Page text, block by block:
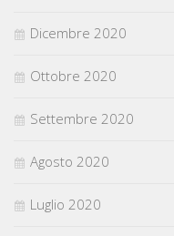
Dicembre 2020
Ottobre 2020
Settembre 2020
Agosto 2020
Luglio 2020